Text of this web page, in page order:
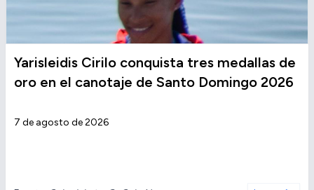
Yarisleidis Cirilo conquista tres medallas de
oro en el canotaje de Santo Domingo 2026
7 de agosto de 2026